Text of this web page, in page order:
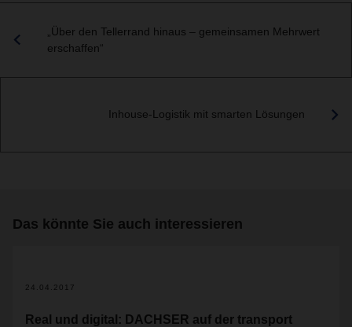
„Über den Tellerrand hinaus – gemeinsamen Mehrwert
erschaffen“
Inhouse-Logistik mit smarten Lösungen
Das könnte Sie auch interessieren
24.04.2017
Real und digital: DACHSER auf der transport